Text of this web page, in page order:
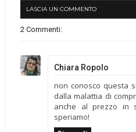
LASCIA UN COMMENTO
2 Commenti:
Chiara Ropolo
non conosco questa
dalla malattia di
anche al prezzo in
speriamo!